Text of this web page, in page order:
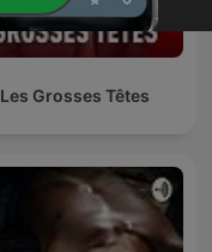
Les Grosses Têtes